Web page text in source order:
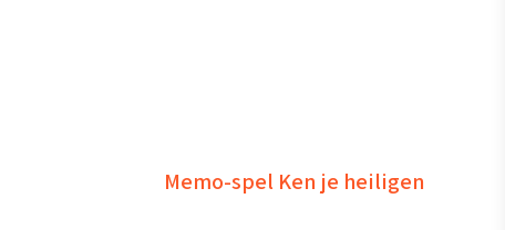
Memo-spel Ken je heiligen